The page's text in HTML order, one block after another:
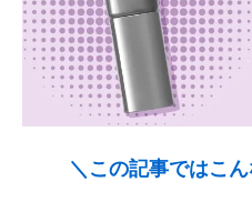
＼この記事ではこ